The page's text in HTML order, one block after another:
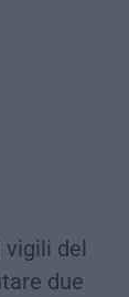
vigili del
due